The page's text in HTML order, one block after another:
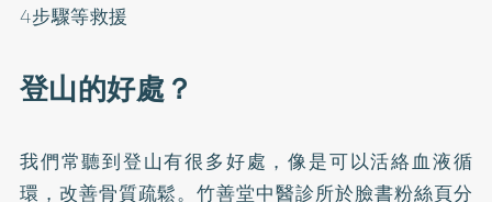
4步驟等救援
登山的好處？
我們常聽到登山有很多好處，像是可以活絡血液循
環，改善骨質疏鬆。竹善堂中醫診所於臉書粉絲頁分